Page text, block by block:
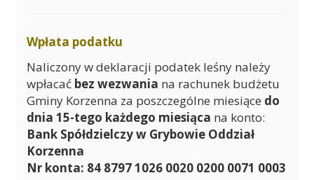
Wpłata podatku
Naliczony w deklaracji podatek leśny należy
wpłacać bez wezwania na rachunek budżetu
Gminy Korzenna za poszczególne miesiące do
dnia 15-tego każdego miesiąca na konto:
Bank Spółdzielczy w Grybowie Oddział
Korzenna
Nr konta: 84 8797 1026 0020 0200 0071 0003